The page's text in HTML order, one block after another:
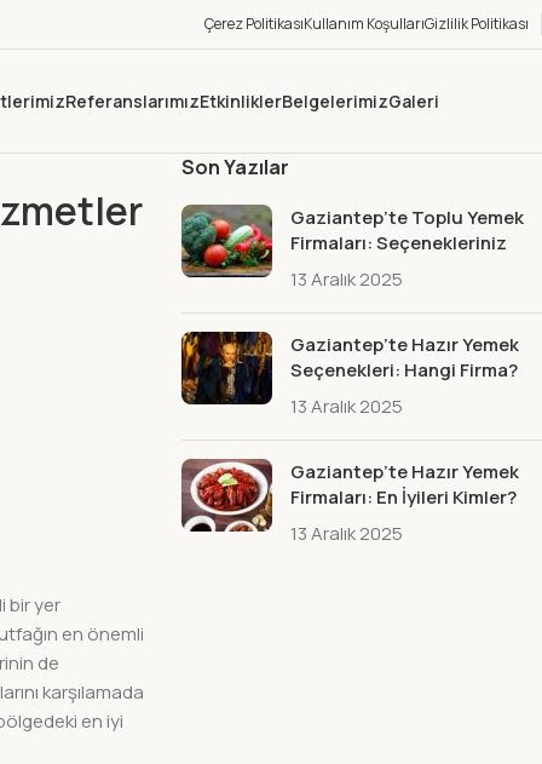
Çerez PolitikasıKullanım KoşullarıGizlilik Politikası
ReferanslarımızEtkinliklerBelgelerimizGaleri
bir yer
en önemli
de
karşılamada
en iyi
Son Yazılar
Gaziantep’te Toplu Yemek
Firmaları: Seçenekleriniz
13 Aralık 2025
Gaziantep’te Hazır Yemek
Seçenekleri: Hangi Firma?
13 Aralık 2025
Gaziantep’te Hazır Yemek
Firmaları: En İyileri Kimler?
13 Aralık 2025